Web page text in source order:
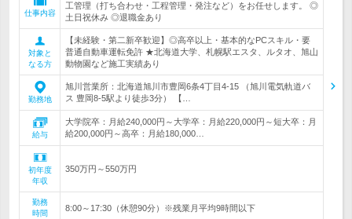
仕事内容
工管理（打ち合わせ・工程管理・発注など）をお任せします。 ◎
土日祝休み ◎退職金あり
対象と
なる方
【未経験・第二新卒歓迎】◎高卒以上・基本的なPCスキル・要
普通自動車運転免許 ★北海道大学、札幌駅エスタ、ルタオ、旭山
動物園など施工実績あり
勤務地
旭川営業所：北海道旭川市豊岡6条4丁目4-15 （旭川電気軌道バ
ス 豊岡8-5駅より徒歩3分） 【…
給与
大学院卒：月給240,000円～大学卒：月給220,000円～短大卒：月
給200,000円～高卒：月給180,000…
初年度
年収
350万円～550万円
勤務
時間
8:00～17:30（休憩90分）※残業月平均9時間以下